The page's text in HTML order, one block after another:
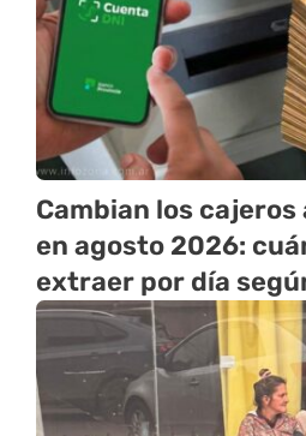
Cambian los
en agosto 2026:
extraer por día